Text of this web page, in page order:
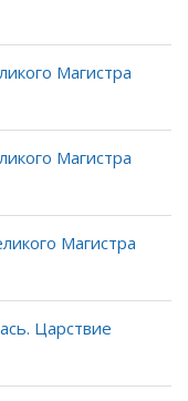
Магистра
Магистра
Магистра
Царствие